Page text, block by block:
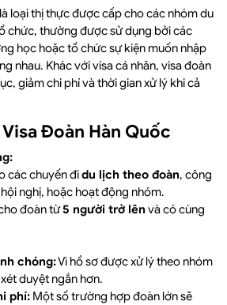
là loại thị thực được cấp cho các nhóm du
chức, thường được sử dụng bởi các
học hoặc tổ chức sự kiện muốn nhập
nhau. Khác với visa cá nhân, visa đoàn
giảm chi phí và thời gian xử lý khi cả
Đoàn Hàn Quốc
các chuyến đidu lịch theo đoàn, công
nghị, hoặc hoạt động nhóm.
đoàn từ5 người trở lên và có cùng
chóng:Vì hồ sơ được xử lý theo nhóm
duyệt ngắn hơn.
phí: Một số trường hợp đoàn lớn sẽ